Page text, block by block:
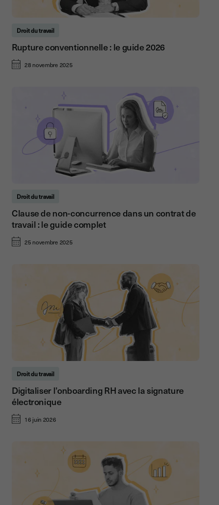
Droit du travail
Rupture conventionnelle : le guide 2026
28 novembre 2025
Droit du travail
Clause de non-concurrence dans un contrat de
travail : le guide complet
25 novembre 2025
Droit du travail
Digitaliser l’onboarding RH avec la signature
électronique
16 juin 2026